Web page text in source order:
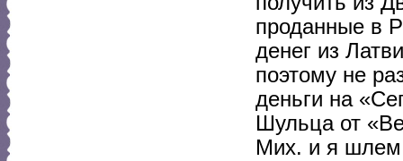
проданные в
денег из
поэтому не
деньги на
Шульца от
Мих. и я шлем